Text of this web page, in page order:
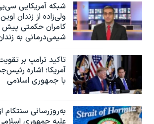
شبکه آمریکایی
ولی‌زاده از زندان
کامران حکمتی پیش
شیمی‌درمانی به
تاکید ترامپ بر
آمریکا؛ اشاره
با جمهوری اسلامی
به‌روزرسانی سنتکام
علیه جمهوری